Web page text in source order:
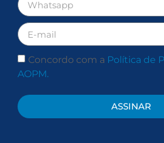
Concordo com a Política de
AOPM.
ASSINAR